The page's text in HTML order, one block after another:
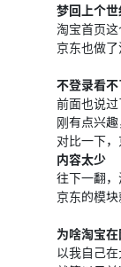
梦回上个
淘宝首页
京东也做
不登录看
前面也说
刚有点兴
对比一下
内容太少
往下一翻
京东的模块
为啥淘宝在
以我自己